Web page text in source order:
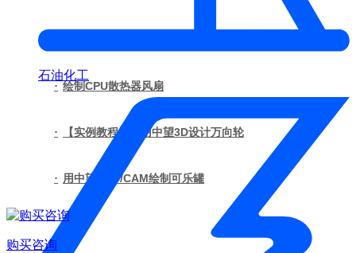
石油化工
· 绘制CPU散热器风扇
· 【实例教程】使用中望3D设计万向轮
· 用中望CAD/CAM绘制可乐罐
购买咨询